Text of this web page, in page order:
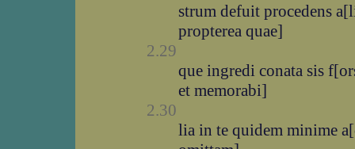
strum defuit procedens
propterea quae]
2.29
que ingredi conata sis
et memorabi]
2.30
lia in te quidem minime